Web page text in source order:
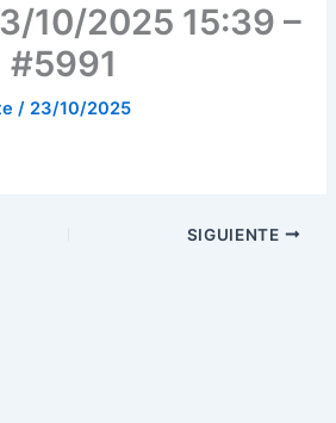
10/2025 15:39 –
/ 23/10/2025
SIGUIENTE